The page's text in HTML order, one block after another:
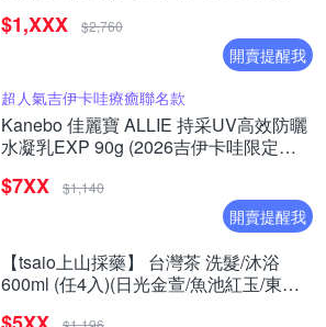
$1,XXX $2,760
開賣提醒我
超人氣吉伊卡哇療癒聯名款
Kanebo 佳麗寶 ALLIE 持采UV高效防曬
水凝乳EXP 90g (2026吉伊卡哇限定包
$7XX $1,140
開賣提醒我
【tsaio上山採藥】 台灣茶 洗髮/沐浴
600ml (任4入)(日光金萱/魚池紅玉/東方